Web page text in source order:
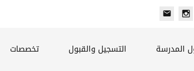
المدرسة التسجيل والقبول تخصصات